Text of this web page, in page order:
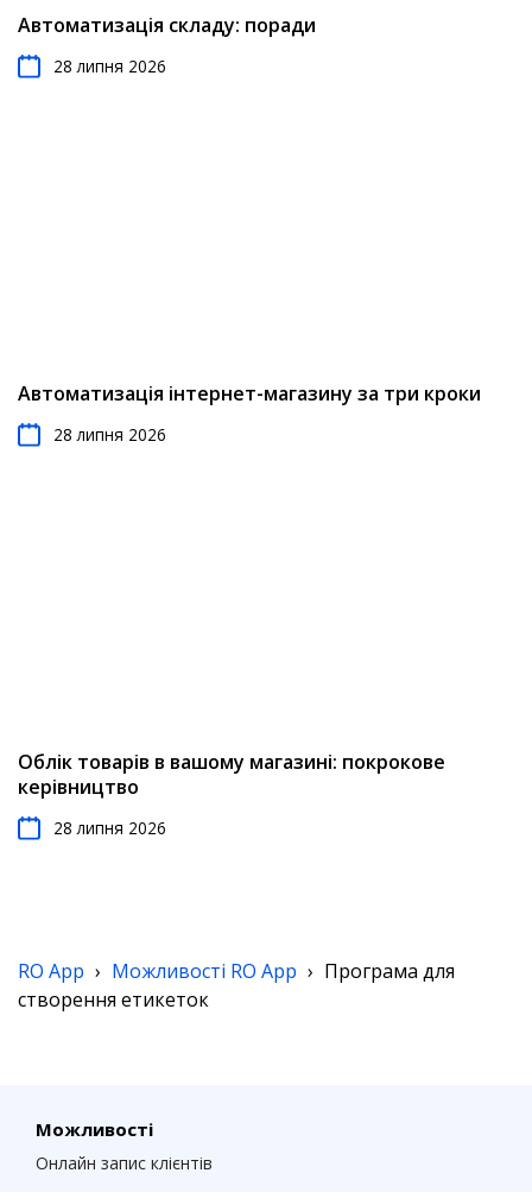
Автоматизація складу: поради
28 липня 2026
Автоматизація інтернет-магазину за три кроки
28 липня 2026
Облік товарів в вашому магазині: покрокове
керівництво
28 липня 2026
RO App › Можливості RO App › Програма для
створення етикеток
Можливості
Онлайн запис клієнтів